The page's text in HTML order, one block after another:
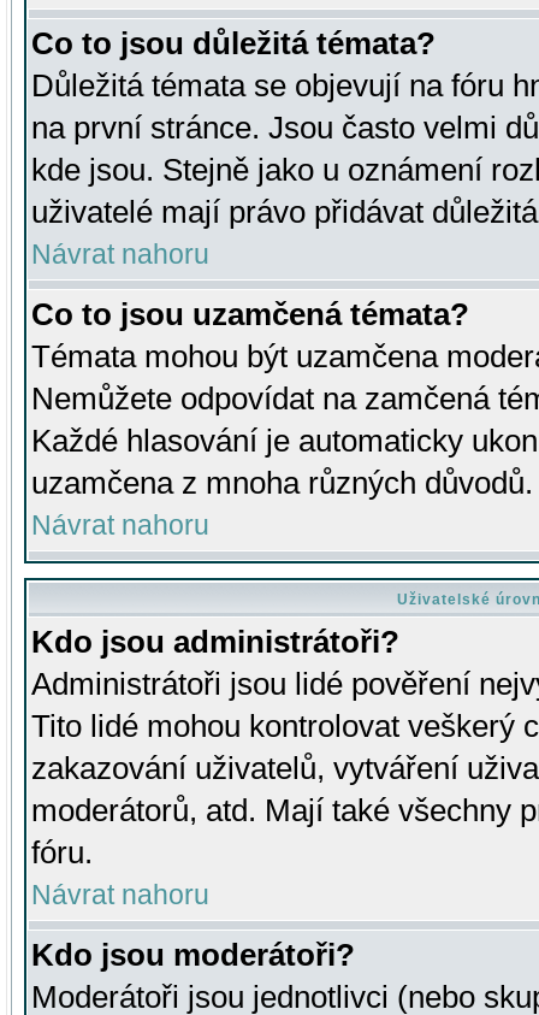
Co to jsou důležitá témata?
Důležitá témata se objevují na fóru
na první stránce. Jsou často velmi
kde jsou. Stejně jako u oznámení
uživatelé mají právo přidávat
Návrat nahoru
Co to jsou uzamčená témata?
Témata mohou být uzamčena
Nemůžete odpovídat na zamčená
Každé hlasování je automaticky
uzamčena z mnoha různých důvodů.
Návrat nahoru
Uživatelské
Kdo jsou administrátoři?
Administrátoři jsou lidé pověření
Tito lidé mohou kontrolovat veškerý
zakazování uživatelů, vytváření
moderátorů, atd. Mají také všechny
fóru.
Návrat nahoru
Kdo jsou moderátoři?
Moderátoři jsou jednotlivci (nebo